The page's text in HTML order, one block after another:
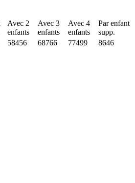
Avec 2
enfants
Avec 3
enfants
Avec 4
enfants
Par enfant
supp.
58456 68766 77499 8646